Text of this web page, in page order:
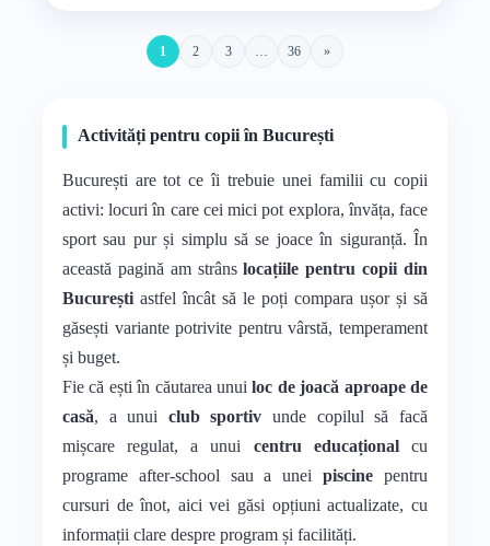
1 2 3 … 36 »
Activități pentru copii în București
București are tot ce îi trebuie unei familii cu copii
activi: locuri în care cei mici pot explora, învăța, face
sport sau pur și simplu să se joace în siguranță. În
această pagină am strânslocațiile pentru copii din
Bucureștiastfel încât să le poți compara ușor și să
găsești variante potrivite pentru vârstă, temperament
și buget.
Fie că ești în căutarea unuiloc de joacă aproape de
casă, a unui club sportiv unde copilul să facă
mișcare regulat, a unui centru educaționalcu
programe after-school sau a uneipiscine pentru
cursuri de înot, aici vei găsi opțiuni actualizate, cu
informații clare despre program și facilități.